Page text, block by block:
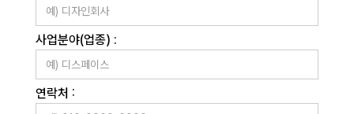
사업분야(업종) :
연락처 :